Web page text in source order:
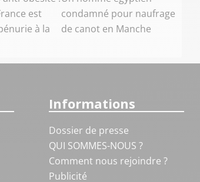
est
à la
condamné pour naufrage
de canot en Manche
Informations
Dossier de presse
QUI SOMMES-NOUS ?
Comment nous rejoindre ?
Publicité